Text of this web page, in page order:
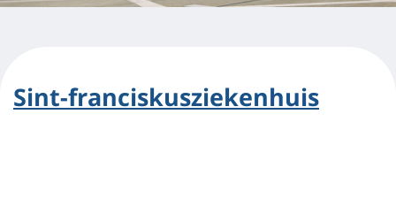
Sint-franciskusziekenhuis